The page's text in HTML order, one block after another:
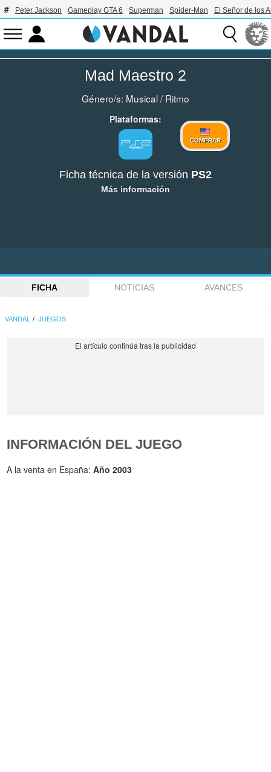
Peter Jackson Gameplay GTA 6 Superman Spider-Man El Señor de los
Mad Maestro 2
Género/s: Musical/Ritmo
Plataformas:
COMPRAR
Ficha técnica de la versión PS2
Más información
FICHA NOTICIAS AVANCES
VANDAL JUEGOS
INFORMACIÓN DEL JUEGO
A la venta en España:Año 2003